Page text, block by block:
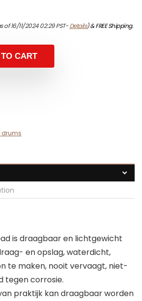
of 16/11/2024 02:29 PST-Details)&FREE Shipping.
CART
drums
is draagbaar en lichtgewicht
en opslag, waterdicht,
te maken, nooit vervaagt, niet-
tegen corrosie.
praktijk kan draagbaar worden